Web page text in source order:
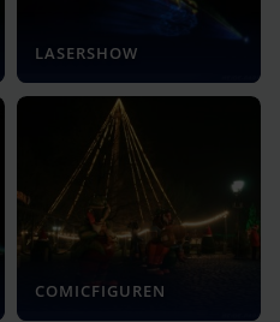
LASERSHOW
COMICFIGUREN